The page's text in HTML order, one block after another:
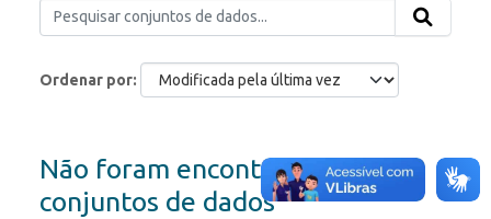
Ordenar por
Não foram encontrados
conjuntos de dados